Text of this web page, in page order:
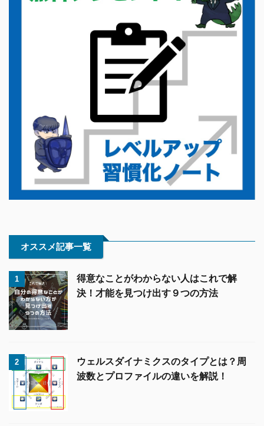
オススメ記事一覧
1
得意なことがわからない人はこれで解
決！才能を見つけ出す９つの方法
2
ウェルスダイナミクスのタイプとは？周
波数とプロファイルの違いを解説！